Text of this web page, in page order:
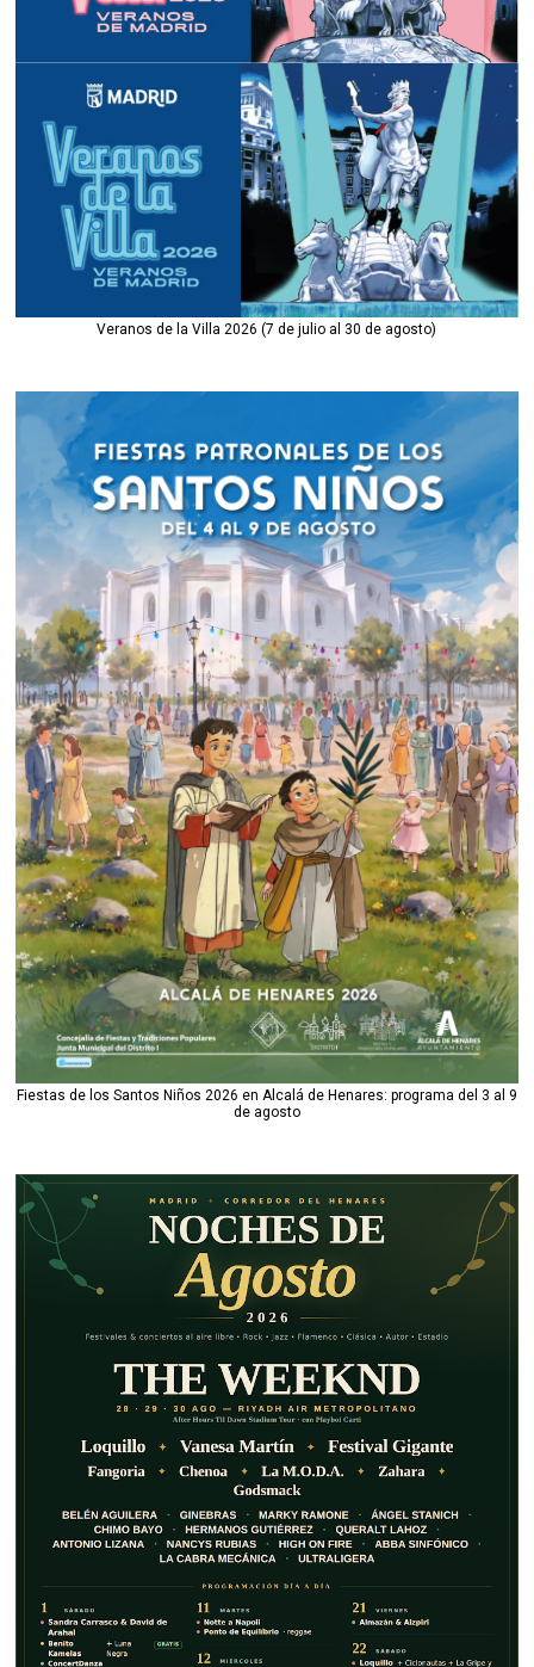
Veranos de la Villa 2026 (7 de julio al 30 de agosto)
Fiestas de los Santos Niños 2026 en Alcalá de Henares: programa del 3 al 9
de agosto